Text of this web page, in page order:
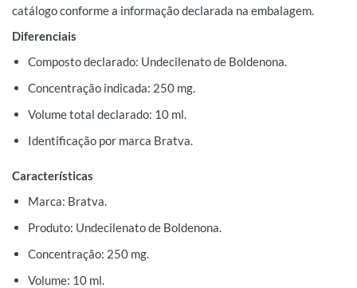
catálogo conforme a informação declarada na embalagem.
Diferenciais
Composto declarado: Undecilenato de Boldenona.
Concentração indicada: 250 mg.
Volume total declarado: 10 ml.
Identificação por marca Bratva.
Características
Marca: Bratva.
Produto: Undecilenato de Boldenona.
Concentração: 250 mg.
Volume: 10 ml.